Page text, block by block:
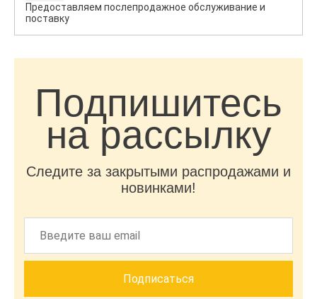
Предоставляем послепродажное обслуживание и
поставку
Подпишитесь
на рассылку
Следите за закрытыми распродажами и
новинками!